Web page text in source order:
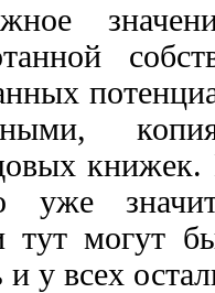
уже
тут могут
и у всех